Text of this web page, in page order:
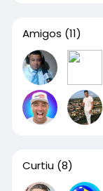
Amigos (11)
Curtiu (8)